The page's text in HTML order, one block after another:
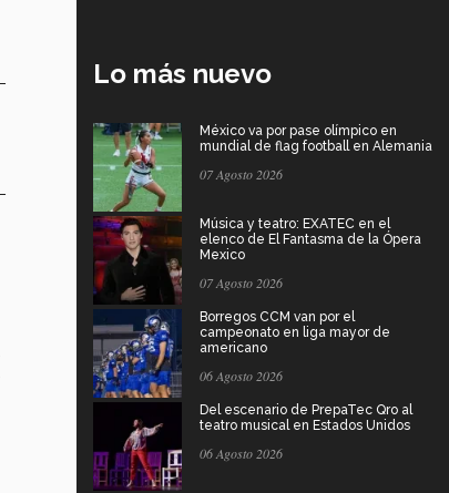
Lo más nuevo
México va por pase olímpico en
mundial de flag football en Alemania
07 Agosto 2026
Música y teatro: EXATEC en el
elenco de El Fantasma de la Ópera
Mexico
07 Agosto 2026
Borregos CCM van por el
campeonato en liga mayor de
americano
06 Agosto 2026
Del escenario de PrepaTec Qro al
teatro musical en Estados Unidos
06 Agosto 2026